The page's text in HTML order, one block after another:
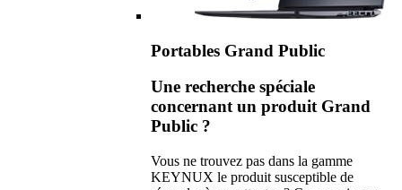
Portables Grand Public
Une recherche spéciale
concernant un produit Grand
Public ?
Vous ne trouvez pas dans la gamme
KEYNUX le produit susceptible de